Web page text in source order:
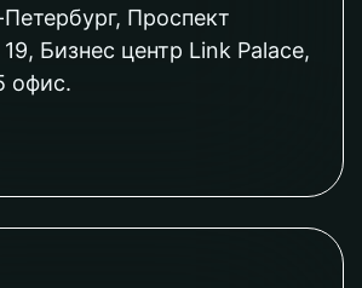
Проспект
Бизнес центр Link Palace,
офис.